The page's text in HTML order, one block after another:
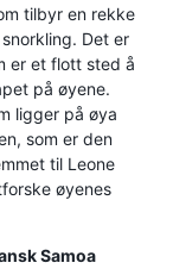
tilbyr en rekke
Det er
er et flott sted å
på øyene.
ligger på øya
som er den
til Leone
øyenes
Samoa